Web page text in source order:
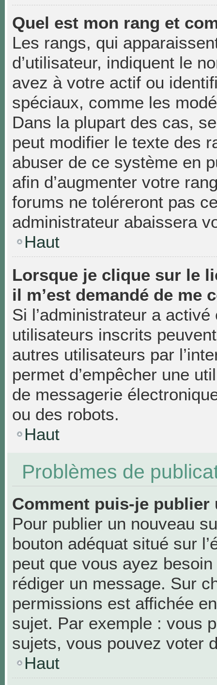
Quel est mon rang et
Les rangs, qui
d’utilisateur, indiquent le
avez à votre actif ou
spéciaux, comme les
Dans la plupart des cas,
peut modifier le texte des
abuser de ce système en
afin d’augmenter votre
forums ne toléreront pas
administrateur abaissera
Haut
Lorsque je clique sur le
il m’est demandé de me
Si l’administrateur a
utilisateurs inscrits
autres utilisateurs par
permet d’empêcher une
de messagerie
ou des robots.
Haut
Problèmes de
Comment puis-je
Pour publier un nouveau
bouton adéquat situé sur
peut que vous ayez
rédiger un message. Sur
permissions est affichée
sujet. Par exemple : vous
sujets, vous pouvez voter
Haut